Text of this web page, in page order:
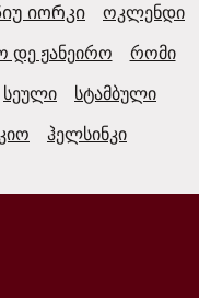
იორკი
ოკლენდი
დე ჟანეირო
რომი
სეული
სტამბული
ჰელსინკი